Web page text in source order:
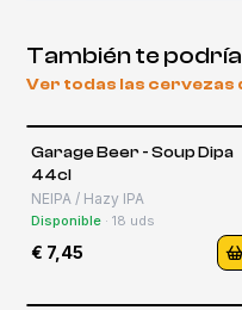
También te
Ver todas las cervezas
Garage Beer - Soup Dipa
44cl
NEIPA / Hazy IPA
Disponible ·18 uds
€ 7,45